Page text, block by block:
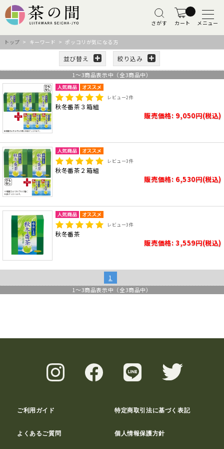
さがす カート メニュー
トップ > キーワード > ポッコリが気になる方
並び替え 絞り込み
1 ～3商品表示中（全3商品中）
レビュー2件
秋冬番茶３箱組
販売価格: 9,050円(税込)
レビュー3件
秋冬番茶２箱組
販売価格: 6,530円(税込)
レビュー3件
秋冬番茶
販売価格: 3,559円(税込)
1
1 ～3商品表示中（全3商品中）
ご利用ガイド 特定商取引法に基づく表記
よくあるご質問 個人情報保護方針